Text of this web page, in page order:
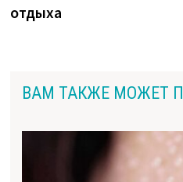
отдыха
ВАМ ТАКЖЕ МОЖЕТ